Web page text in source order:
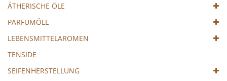
ÄTHERISCHE ÖLE
PARFUMÖLE
LEBENSMITTELAROMEN
TENSIDE
SEIFENHERSTELLUNG